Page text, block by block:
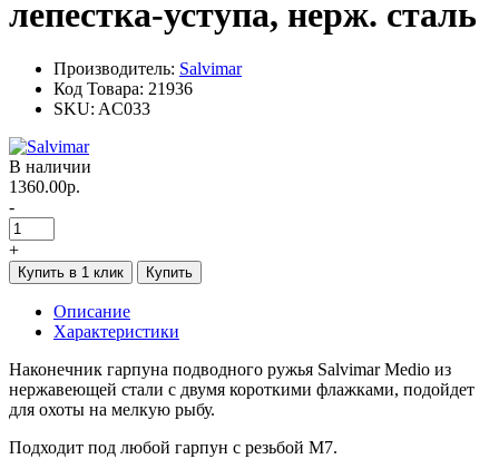
лепестка-уступа, нерж. сталь
Производитель: Salvimar
Код Товара: 21936
SKU: AC033
В наличии
1360.00р.
-
+
Купить в 1 клик Купить
Описание
Характеристики
Наконечник гарпуна подводного ружья Salvimar Medio из
нержавеющей стали с двумя короткими флажками, подойдет
для охоты на мелкую рыбу.
Подходит под любой гарпун с резьбой М7.